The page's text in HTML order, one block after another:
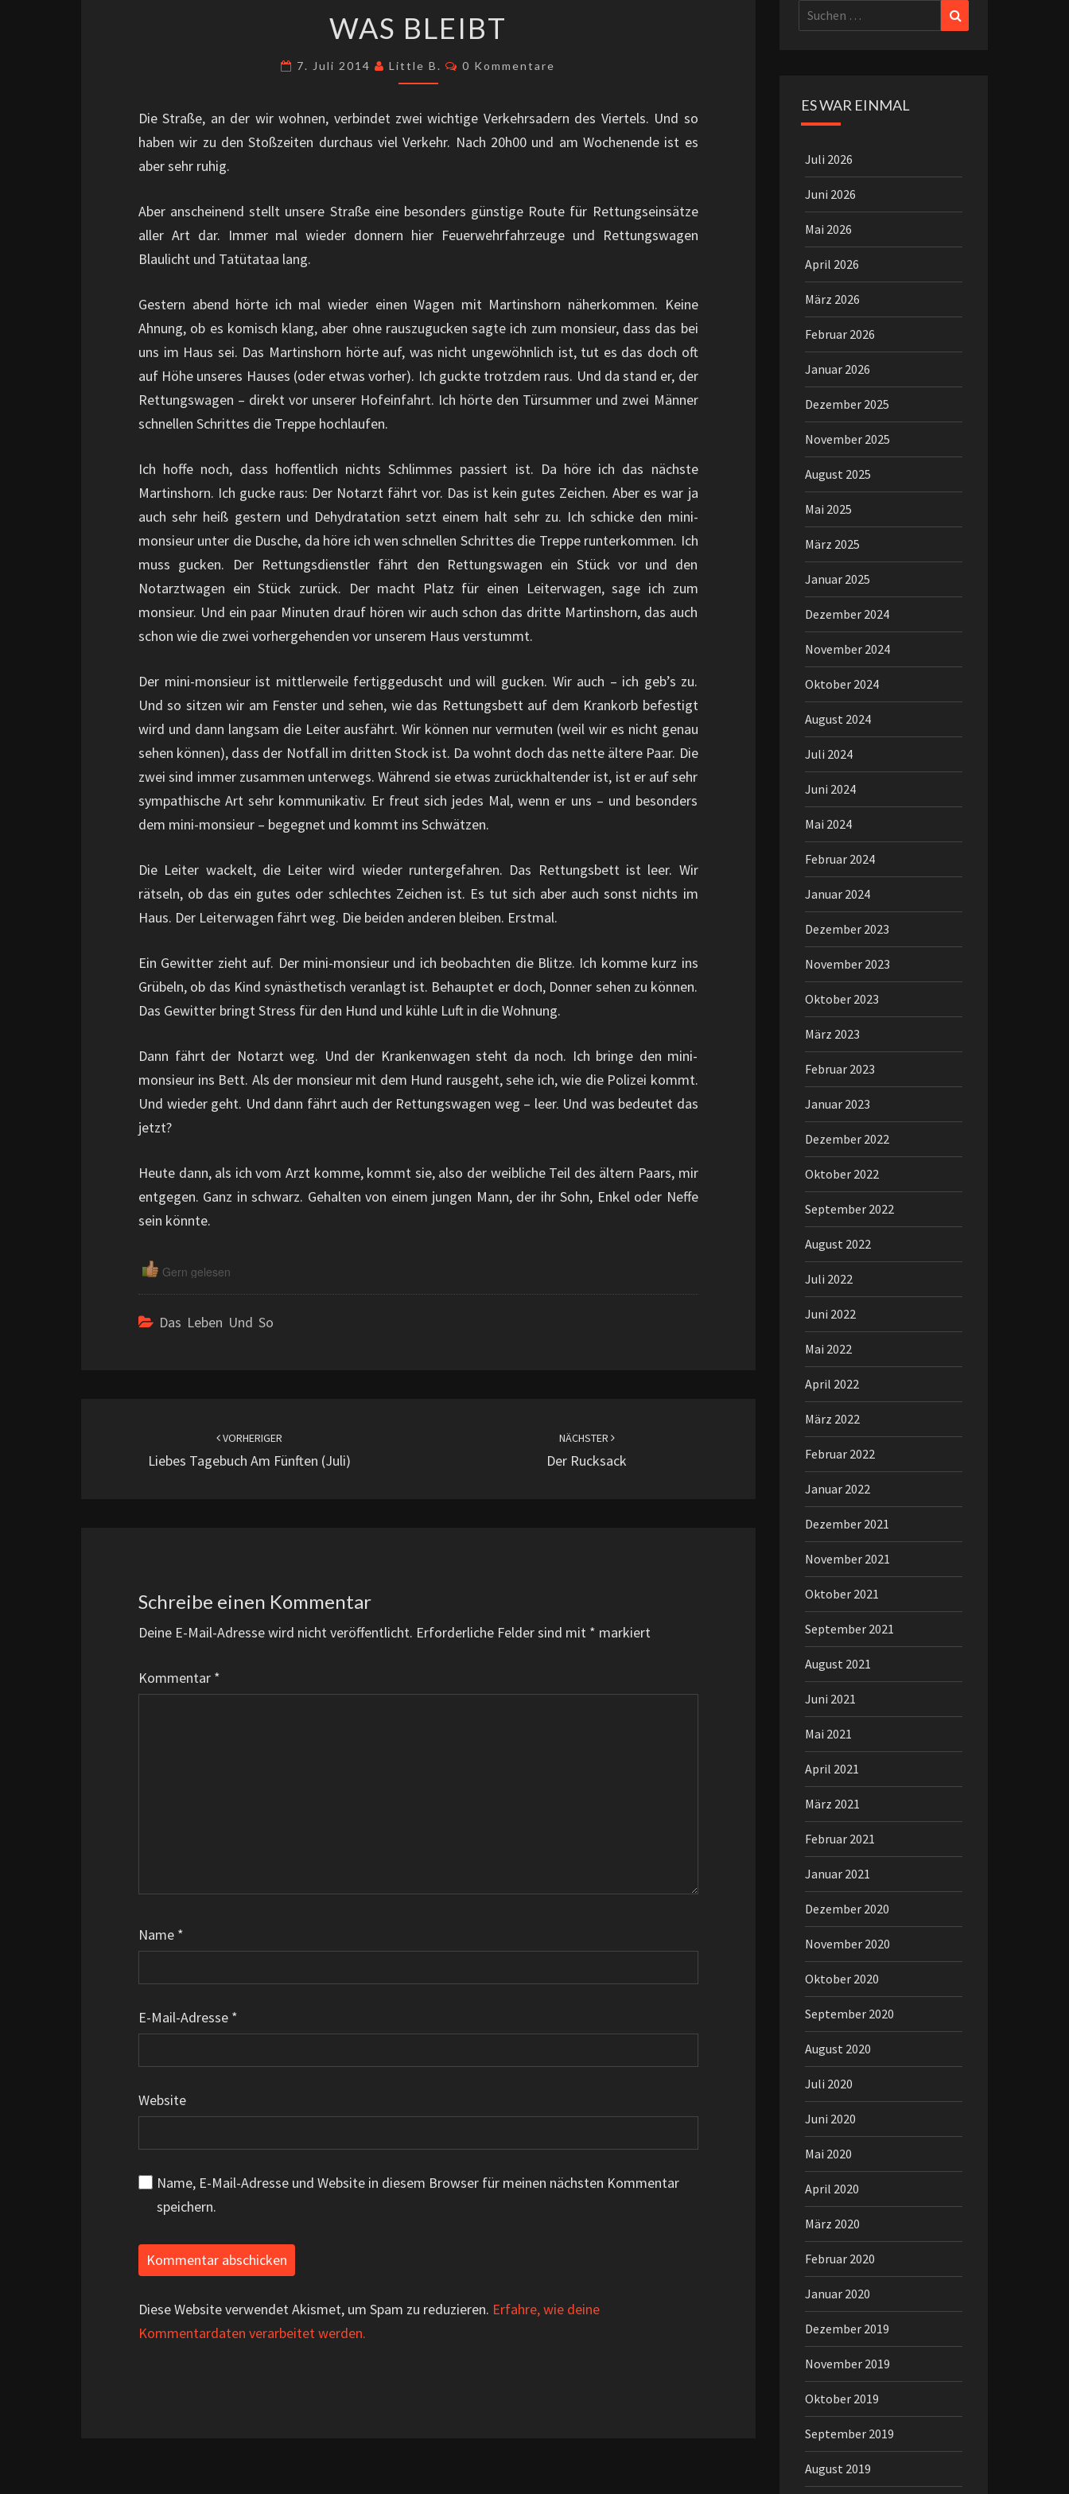
BLEIBT
WAS BLEIBT
7. Juli 2014 Little B. Kommentare
0 Kommentare
Die Straße, an der wir wohnen, verbindet zwei wichtige Verkehrsadern des Viertels. Und so
haben wir zu den Stoßzeiten durchaus viel Verkehr. Nach 20h00 und am Wochenende ist es
aber sehr ruhig.
Aber anscheinend stellt unsere Straße eine besonders günstige Route für Rettungseinsätze
aller Art dar. Immer mal wieder donnern hier Feuerwehrfahrzeuge und Rettungswagen
Blaulicht und Tatütataa lang.
Gestern abend hörte ich mal wieder einen Wagen mit Martinshorn näherkommen. Keine
Ahnung, ob es komisch klang, aber ohne rauszugucken sagte ich zum monsieur, dass das bei
uns im Haus sei. Das Martinshorn hörte auf, was nicht ungewöhnlich ist, tut es das doch oft
auf Höhe unseres Hauses (oder etwas vorher). Ich guckte trotzdem raus. Und da stand er, der
Rettungswagen – direkt vor unserer Hofeinfahrt. Ich hörte den Türsummer und zwei Männer
schnellen Schrittes die Treppe hochlaufen.
Ich hoffe noch, dass hoffentlich nichts Schlimmes passiert ist. Da höre ich das nächste
Martinshorn. Ich gucke raus: Der Notarzt fährt vor. Das ist kein gutes Zeichen. Aber es war ja
auch sehr heiß gestern und Dehydratation setzt einem halt sehr zu. Ich schicke den mini-
monsieur unter die Dusche, da höre ich wen schnellen Schrittes die Treppe runterkommen. Ich
muss gucken. Der Rettungsdienstler fährt den Rettungswagen ein Stück vor und den
Notarztwagen ein Stück zurück. Der macht Platz für einen Leiterwagen, sage ich zum
monsieur. Und ein paar Minuten drauf hören wir auch schon das dritte Martinshorn, das auch
schon wie die zwei vorhergehenden vor unserem Haus verstummt.
Der mini-monsieur ist mittlerweile fertiggeduscht und will gucken. Wir auch – ich geb’s zu.
Und so sitzen wir am Fenster und sehen, wie das Rettungsbett auf dem Krankorb befestigt
wird und dann langsam die Leiter ausfährt. Wir können nur vermuten (weil wir es nicht genau
sehen können), dass der Notfall im dritten Stock ist. Da wohnt doch das nette ältere Paar. Die
zwei sind immer zusammen unterwegs. Während sie etwas zurückhaltender ist, ist er auf sehr
sympathische Art sehr kommunikativ. Er freut sich jedes Mal, wenn er uns – und besonders
dem mini-monsieur – begegnet und kommt ins Schwätzen.
Die Leiter wackelt, die Leiter wird wieder runtergefahren. Das Rettungsbett ist leer. Wir
rätseln, ob das ein gutes oder schlechtes Zeichen ist. Es tut sich aber auch sonst nichts im
Haus. Der Leiterwagen fährt weg. Die beiden anderen bleiben. Erstmal.
Ein Gewitter zieht auf. Der mini-monsieur und ich beobachten die Blitze. Ich komme kurz ins
Grübeln, ob das Kind synästhetisch veranlagt ist. Behauptet er doch, Donner sehen zu können.
Das Gewitter bringt Stress für den Hund und kühle Luft in die Wohnung.
Dann fährt der Notarzt weg. Und der Krankenwagen steht da noch. Ich bringe den mini-
monsieur ins Bett. Als der monsieur mit dem Hund rausgeht, sehe ich, wie die Polizei kommt.
Und wieder geht. Und dann fährt auch der Rettungswagen weg – leer. Und was bedeutet das
jetzt?
Heute dann, als ich vom Arzt komme, kommt sie, also der weibliche Teil des ältern Paars, mir
entgegen. Ganz in schwarz. Gehalten von einem jungen Mann, der ihr Sohn, Enkel oder Neffe
sein könnte.
Gern gelesen
Das Leben Und So
VORHERIGER
Liebes Tagebuch Am Fünften (Juli)
NÄCHSTER
Der Rucksack
Schreibe einen Kommentar
Deine E-Mail-Adresse wird nicht veröffentlicht. Erforderliche Felder sind mit * markiert
Kommentar *
Name *
E-Mail-Adresse *
Website
Name, E-Mail-Adresse und Website in diesem Browser für meinen nächsten Kommentar
speichern.
Diese Website verwendet Akismet, um Spam zu reduzieren. Erfahre, wie deine
Kommentardaten verarbeitet werden.
Suchen
nach:
ES WAR EINMAL
Juli 2026
Juni 2026
Mai 2026
April 2026
März 2026
Februar 2026
Januar 2026
Dezember 2025
November 2025
August 2025
Mai 2025
März 2025
Januar 2025
Dezember 2024
November 2024
Oktober 2024
August 2024
Juli 2024
Juni 2024
Mai 2024
Februar 2024
Januar 2024
Dezember 2023
November 2023
Oktober 2023
März 2023
Februar 2023
Januar 2023
Dezember 2022
Oktober 2022
September 2022
August 2022
Juli 2022
Juni 2022
Mai 2022
April 2022
März 2022
Februar 2022
Januar 2022
Dezember 2021
November 2021
Oktober 2021
September 2021
August 2021
Juni 2021
Mai 2021
April 2021
März 2021
Februar 2021
Januar 2021
Dezember 2020
November 2020
Oktober 2020
September 2020
August 2020
Juli 2020
Juni 2020
Mai 2020
April 2020
März 2020
Februar 2020
Januar 2020
Dezember 2019
November 2019
Oktober 2019
September 2019
August 2019